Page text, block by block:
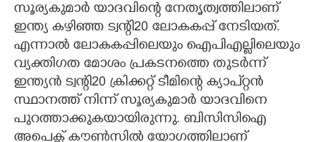
സൂര്യകുമാർ യാദവിന്റെ നേതൃത്വത്തിലാണ്
ഇന്ത്യ കഴിഞ്ഞ ട്വന്റി20 ലോകകപ്പ് നേടിയത്.
എന്നാൽ ലോകകപ്പിലെയും ഐപിഎല്ലിലെയും
വ്യക്തിഗത മോശം പ്രകടനത്തെ തുടർന്ന്
ഇന്ത്യൻ ട്വന്റി20 ക്രിക്കറ്റ് ടീമിന്റെ ക്യാപ്റ്റൻ
സ്ഥാനത്ത് നിന്ന് സൂര്യകുമാർ യാദവിനെ
പുറത്താക്കുകയായിരുന്നു. ബിസിസിഐ
അപെക്സ് കൗൺസിൽ യോഗത്തിലാണ്